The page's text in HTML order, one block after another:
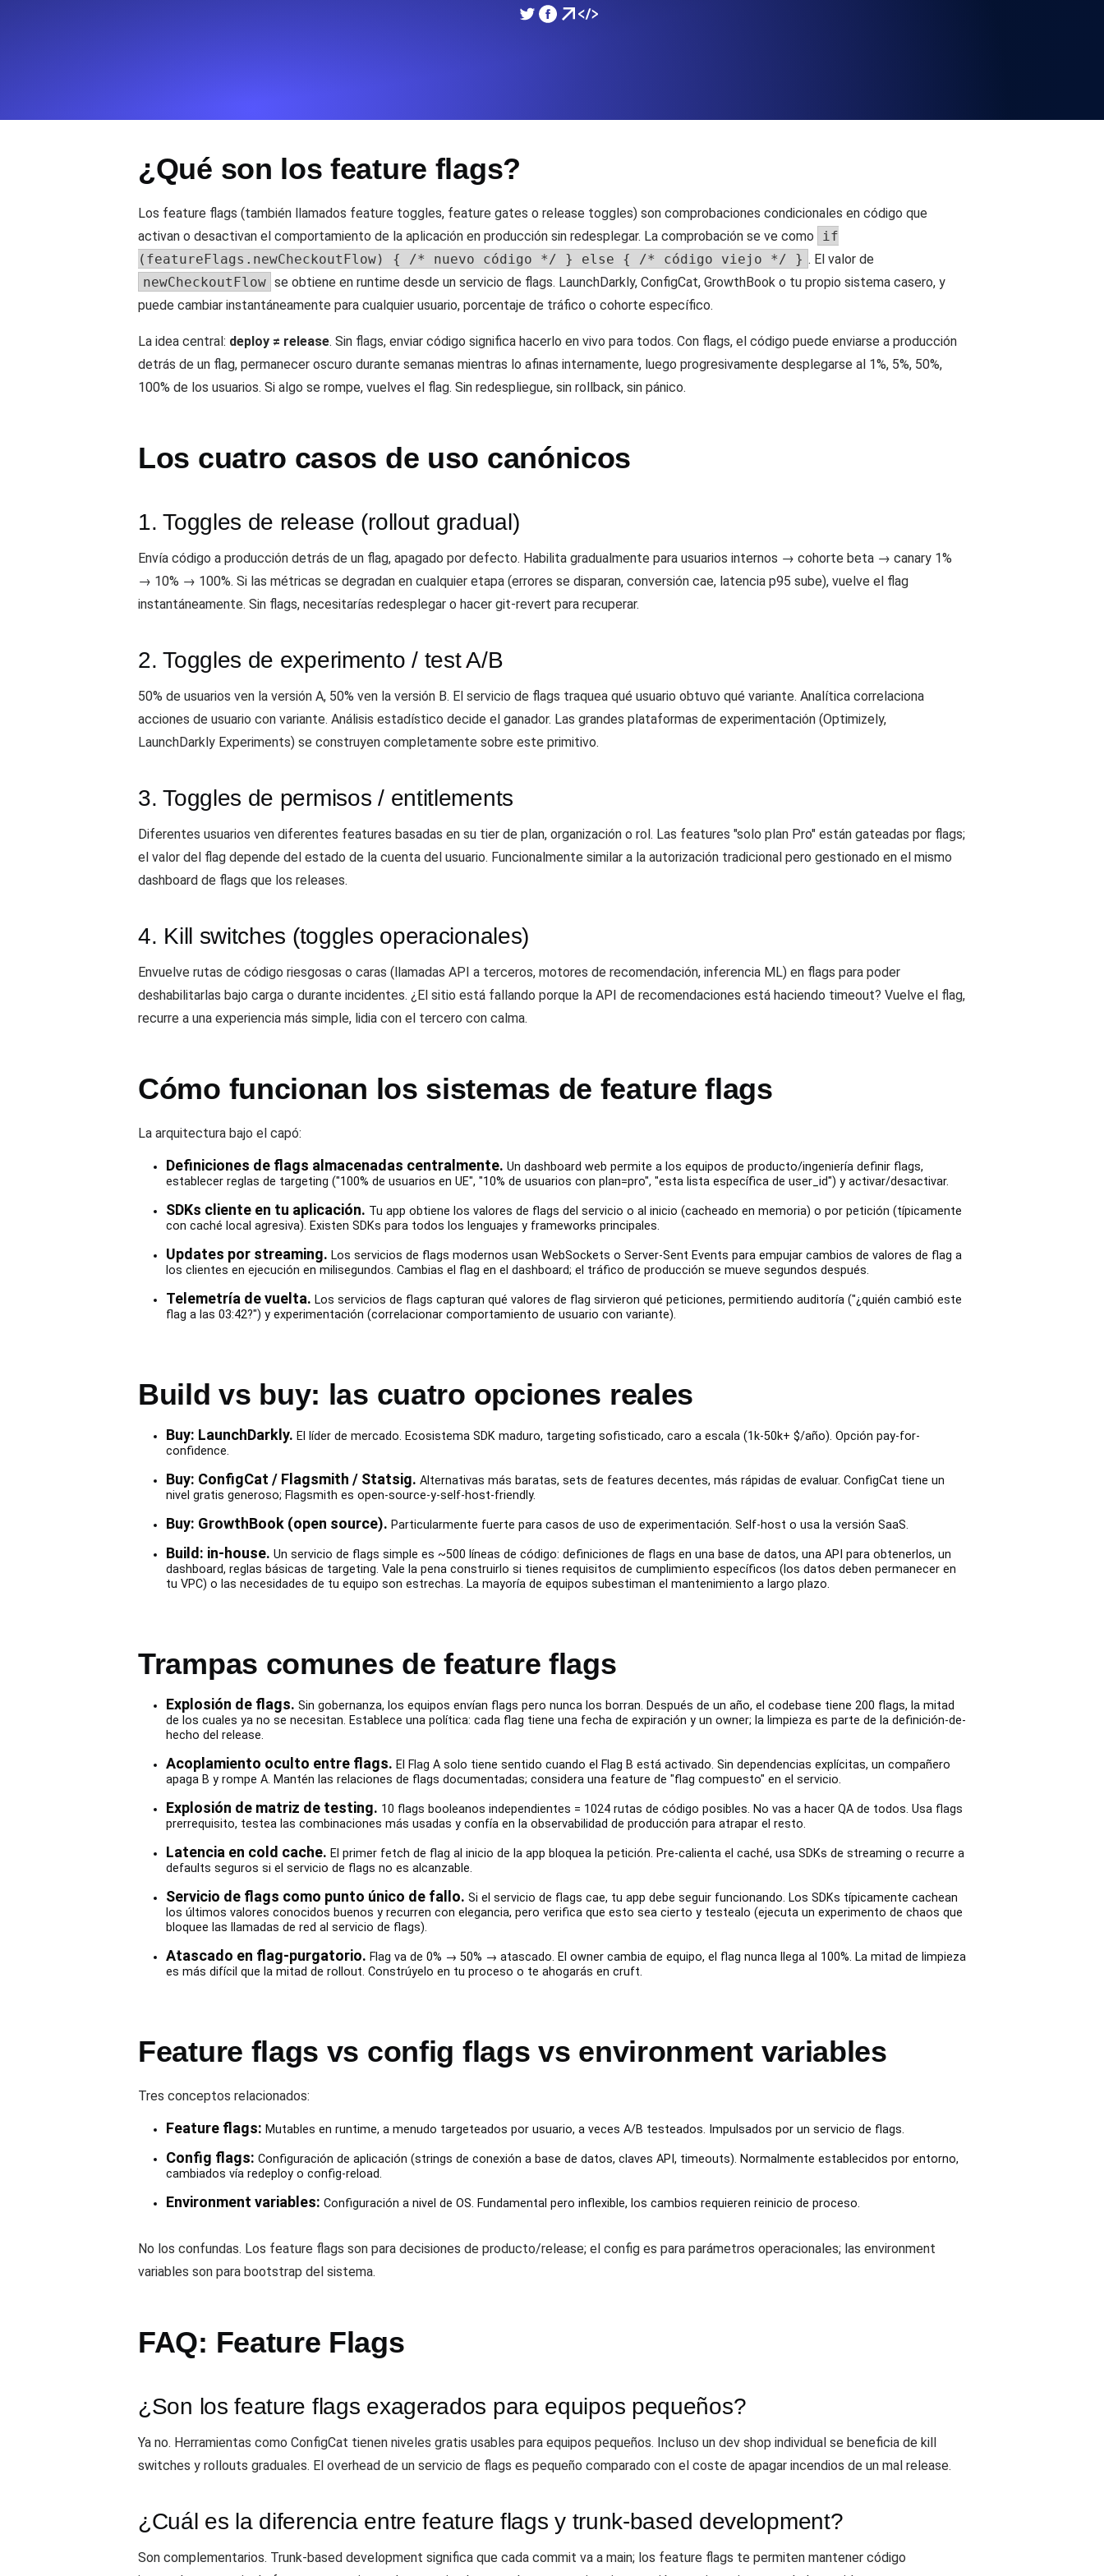
Gratis para empezar.
Cron Job Monitoring
Heartbeat monitoring para cron jobs y tareas programadas. Gratis
TCP Monitoring
Uptime de puertos y tiempo de conexión, desde 26 regiones. Monitoring as Code
Monitores como YAML, JS y MCP
¿Qué son los feature flags?
Los feature flags (también llamados feature toggles, feature gates o release toggles) son comprobaciones condicionales en código que
activan o desactivan el comportamiento de la aplicación en producción sin redesplegar. La comprobación se ve como
if
(featureFlags.newCheckoutFlow) { /* nuevo código */ } else { /* código viejo */ } . El valor de
newCheckoutFlow se obtiene en runtime desde un servicio de flags. LaunchDarkly, ConfigCat, GrowthBook o tu propio sistema casero, y
puede cambiar instantáneamente para cualquier usuario, porcentaje de tráfico o cohorte específico.
La idea central: deploy ≠ release. Sin flags, enviar código significa hacerlo en vivo para todos. Con flags, el código puede enviarse a producción
detrás de un flag, permanecer oscuro durante semanas mientras lo afinas internamente, luego progresivamente desplegarse al 1%, 5%, 50%,
100% de los usuarios. Si algo se rompe, vuelves el flag. Sin redespliegue, sin rollback, sin pánico.
Los cuatro casos de uso canónicos
1. Toggles de release (rollout gradual)
Envía código a producción detrás de un flag, apagado por defecto. Habilita gradualmente para usuarios internos → cohorte beta → canary 1%
→ 10% → 100%. Si las métricas se degradan en cualquier etapa (errores se disparan, conversión cae, latencia p95 sube), vuelve el flag
instantáneamente. Sin flags, necesitarías redesplegar o hacer git-revert para recuperar.
2. Toggles de experimento / test A/B
50% de usuarios ven la versión A, 50% ven la versión B. El servicio de flags traquea qué usuario obtuvo qué variante. Analítica correlaciona
acciones de usuario con variante. Análisis estadístico decide el ganador. Las grandes plataformas de experimentación (Optimizely,
LaunchDarkly Experiments) se construyen completamente sobre este primitivo.
3. Toggles de permisos / entitlements
Diferentes usuarios ven diferentes features basadas en su tier de plan, organización o rol. Las features "solo plan Pro" están gateadas por flags;
el valor del flag depende del estado de la cuenta del usuario. Funcionalmente similar a la autorización tradicional pero gestionado en el mismo
dashboard de flags que los releases.
4. Kill switches (toggles operacionales)
Envuelve rutas de código riesgosas o caras (llamadas API a terceros, motores de recomendación, inferencia ML) en flags para poder
deshabilitarlas bajo carga o durante incidentes. ¿El sitio está fallando porque la API de recomendaciones está haciendo timeout? Vuelve el flag,
recurre a una experiencia más simple, lidia con el tercero con calma.
Cómo funcionan los sistemas de feature flags
La arquitectura bajo el capó:
Definiciones de flags almacenadas centralmente. Un dashboard web permite a los equipos de producto/ingeniería definir flags,
establecer reglas de targeting ("100% de usuarios en UE", "10% de usuarios con plan=pro", "esta lista específica de user_id") y activar/desactivar.
SDKs cliente en tu aplicación. Tu app obtiene los valores de flags del servicio o al inicio (cacheado en memoria) o por petición (típicamente
con caché local agresiva). Existen SDKs para todos los lenguajes y frameworks principales.
Updates por streaming. Los servicios de flags modernos usan WebSockets o Server-Sent Events para empujar cambios de valores de flag a
los clientes en ejecución en milisegundos. Cambias el flag en el dashboard; el tráfico de producción se mueve segundos después.
Telemetría de vuelta. Los servicios de flags capturan qué valores de flag sirvieron qué peticiones, permitiendo auditoría ("¿quién cambió este
flag a las 03:42?") y experimentación (correlacionar comportamiento de usuario con variante).
Build vs buy: las cuatro opciones reales
Buy: LaunchDarkly. El líder de mercado. Ecosistema SDK maduro, targeting sofisticado, caro a escala (1k-50k+ $/año). Opción pay-for-
confidence.
Buy: ConfigCat / Flagsmith / Statsig. Alternativas más baratas, sets de features decentes, más rápidas de evaluar. ConfigCat tiene un
nivel gratis generoso; Flagsmith es open-source-y-self-host-friendly.
Buy: GrowthBook (open source). Particularmente fuerte para casos de uso de experimentación. Self-host o usa la versión SaaS.
Build: in-house. Un servicio de flags simple es ~500 líneas de código: definiciones de flags en una base de datos, una API para obtenerlos, un
dashboard, reglas básicas de targeting. Vale la pena construirlo si tienes requisitos de cumplimiento específicos (los datos deben permanecer en
tu VPC) o las necesidades de tu equipo son estrechas. La mayoría de equipos subestiman el mantenimiento a largo plazo.
Trampas comunes de feature flags
Explosión de flags. Sin gobernanza, los equipos envían flags pero nunca los borran. Después de un año, el codebase tiene 200 flags, la mitad
de los cuales ya no se necesitan. Establece una política: cada flag tiene una fecha de expiración y un owner; la limpieza es parte de la definición-de-
hecho del release.
Acoplamiento oculto entre flags. El Flag A solo tiene sentido cuando el Flag B está activado. Sin dependencias explícitas, un compañero
apaga B y rompe A. Mantén las relaciones de flags documentadas; considera una feature de "flag compuesto" en el servicio.
Explosión de matriz de testing. 10 flags booleanos independientes = 1024 rutas de código posibles. No vas a hacer QA de todos. Usa flags
prerrequisito, testea las combinaciones más usadas y confía en la observabilidad de producción para atrapar el resto.
Latencia en cold cache. El primer fetch de flag al inicio de la app bloquea la petición. Pre-calienta el caché, usa SDKs de streaming o recurre a
defaults seguros si el servicio de flags no es alcanzable.
Servicio de flags como punto único de fallo. Si el servicio de flags cae, tu app debe seguir funcionando. Los SDKs típicamente cachean
los últimos valores conocidos buenos y recurren con elegancia, pero verifica que esto sea cierto y testealo (ejecuta un experimento de chaos que
bloquee las llamadas de red al servicio de flags).
Atascado en flag-purgatorio. Flag va de 0% → 50% → atascado. El owner cambia de equipo, el flag nunca llega al 100%. La mitad de limpieza
es más difícil que la mitad de rollout. Constrúyelo en tu proceso o te ahogarás en cruft.
Feature flags vs config flags vs environment variables
Tres conceptos relacionados:
Feature flags: Mutables en runtime, a menudo targeteados por usuario, a veces A/B testeados. Impulsados por un servicio de flags.
Config flags: Configuración de aplicación (strings de conexión a base de datos, claves API, timeouts). Normalmente establecidos por entorno,
cambiados vía redeploy o config-reload.
Environment variables: Configuración a nivel de OS. Fundamental pero inflexible, los cambios requieren reinicio de proceso.
No los confundas. Los feature flags son para decisiones de producto/release; el config es para parámetros operacionales; las environment
variables son para bootstrap del sistema.
FAQ: Feature Flags
¿Son los feature flags exagerados para equipos pequeños?
Ya no. Herramientas como ConfigCat tienen niveles gratis usables para equipos pequeños. Incluso un dev shop individual se beneficia de kill
switches y rollouts graduales. El overhead de un servicio de flags es pequeño comparado con el coste de apagar incendios de un mal release.
¿Cuál es la diferencia entre feature flags y trunk-based development?
Son complementarios. Trunk-based development significa que cada commit va a main; los feature flags te permiten mantener código